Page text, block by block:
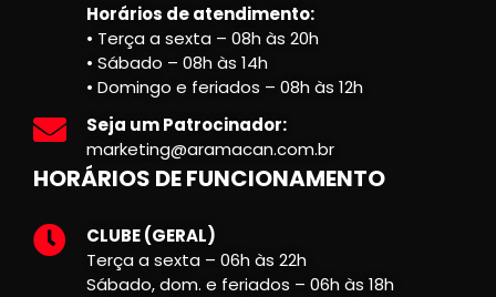
Horários de atendimento:
• Terça a sexta – 08h às 20h
• Sábado – 08h às 14h
• Domingo e feriados – 08h às 12h
Seja um Patrocinador:
marketing@aramacan.com.br
HORÁRIOS DE FUNCIONAMENTO
CLUBE (GERAL)
Terça a sexta – 06h às 22h
Sábado, dom. e feriados – 06h às 18h